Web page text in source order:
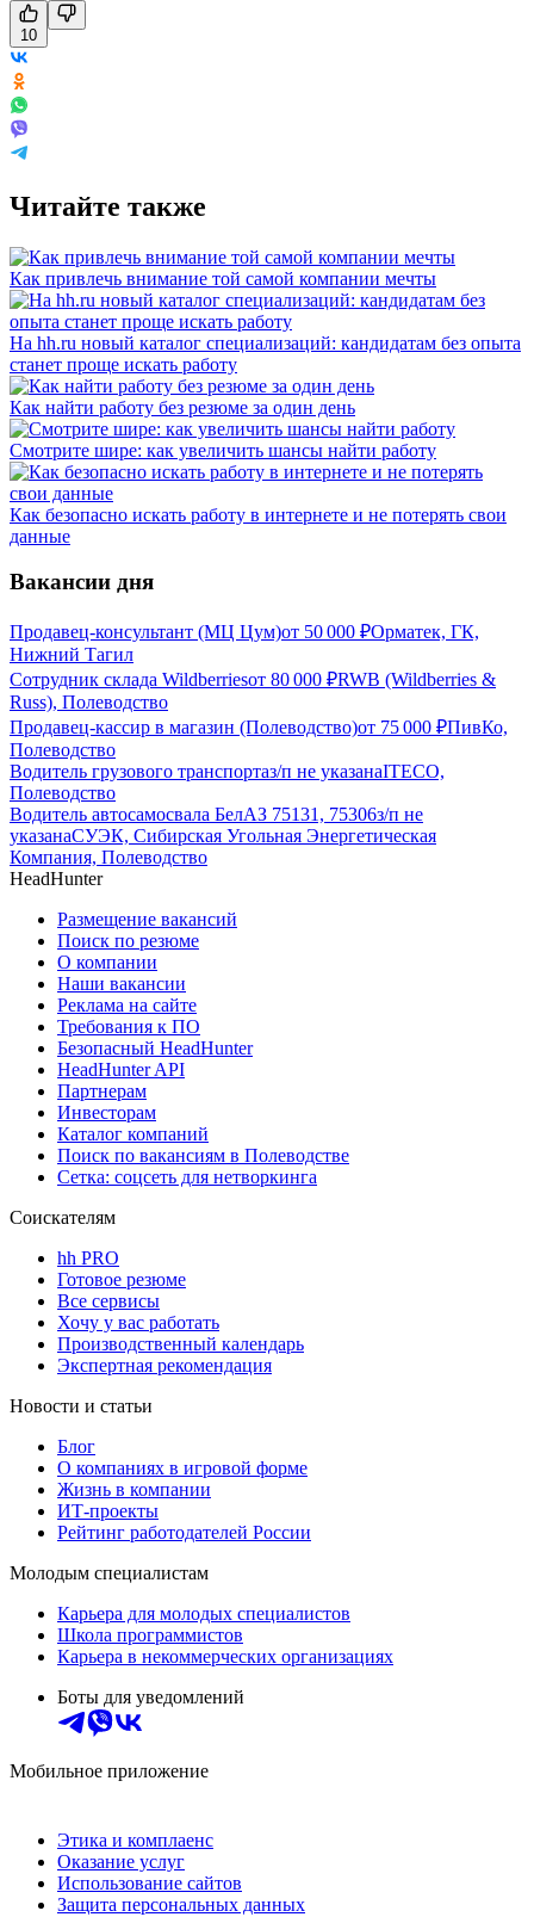
10
Читайте также
Как привлечь внимание той самой компании мечты
На hh.ru новый каталог специализаций: кандидатам без опыта
станет проще искать работу
Как найти работу без резюме за один день
Смотрите шире: как увеличить шансы найти работу
Как безопасно искать работу в интернете и не потерять свои
данные
Вакансии дня
Продавец-консультант (МЦ Цум)от 50 000 ₽Орматек, ГК,
Нижний Тагил
Сотрудник склада Wildberriesот 80 000 ₽RWB (Wildberries &
Russ), Полеводство
Продавец-кассир в магазин (Полеводство)от 75 000 ₽ПивКо,
Полеводство
Водитель грузового транспортаз/п не указанаITECO,
Полеводство
Водитель автосамосвала БелАЗ 75131, 75306з/п не
указанаСУЭК, Сибирская Угольная Энергетическая
Компания, Полеводство
HeadHunter
Размещение вакансий
Поиск по резюме
О компании
Наши вакансии
Реклама на сайте
Требования к ПО
Безопасный HeadHunter
HeadHunter API
Партнерам
Инвесторам
Каталог компаний
Поиск по вакансиям в Полеводстве
Сетка: соцсеть для нетворкинга
Соискателям
hh PRO
Готовое резюме
Все сервисы
Хочу у вас работать
Производственный календарь
Экспертная рекомендация
Новости и статьи
Блог
О компаниях в игровой форме
Жизнь в компании
ИТ-проекты
Рейтинг работодателей России
Молодым специалистам
Карьера для молодых специалистов
Школа программистов
Карьера в некоммерческих организациях
Боты для уведомлений
Мобильное приложение
Этика и комплаенс
Оказание услуг
Использование сайтов
Защита персональных данных